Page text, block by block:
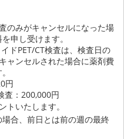
のみがキャンセルになった場
申し受けます。
ドPET/CT検査は、検査日の
ャンセルされた場合に薬剤費
円
査：200,000円
トいたします。
場合、前日とは前の週の最終